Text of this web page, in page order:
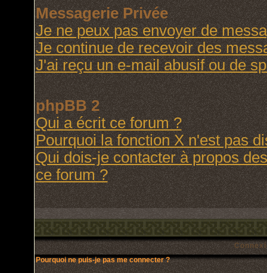
Messagerie Privée
Je ne peux pas envoyer de
Je continue de recevoir des
J'ai reçu un e-mail abusif ou de
phpBB 2
Qui a écrit ce forum ?
Pourquoi la fonction X n'est pas
Qui dois-je contacter à propos
ce forum ?
Pourquoi ne puis-je pas me connecter ?